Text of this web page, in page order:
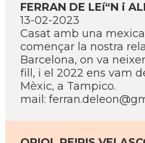
FERRAN DE LEí“N i
13-02-2023
Casat amb una
començar la nostra
Barcelona, on va
fill, i el 2022 ens vam
Mèxic, a Tampico.
mail: